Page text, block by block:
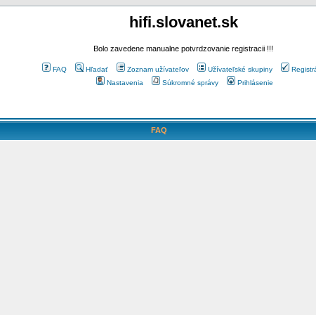
hifi.slovanet.sk
Bolo zavedene manualne potvrdzovanie registracii !!!
FAQ Hľadať Zoznam užívateľov Užívateľské skupiny
Nastavenia
Súkromné správy Prihlásenie
FAQ